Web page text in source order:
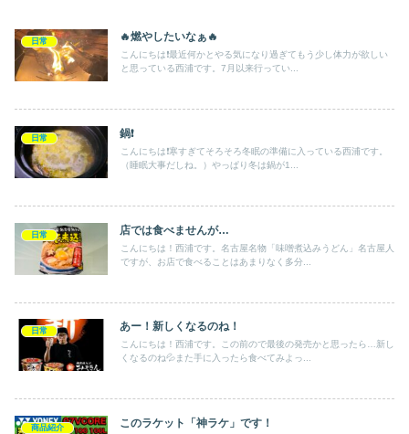
日常 🔥燃やしたいなぁ🔥
こんにちは❗️最近何かとやる気になり過ぎてもう少し体力が欲しい
と思っている西浦です。7月以来行ってい...
日常 鍋❗️
こんにちは❗️寒すぎてそろそろ冬眠の準備に入っている西浦です。
（睡眠大事だしね。）やっぱり冬は鍋が1...
日常 店では食べませんが…
こんにちは！西浦です。名古屋名物「味噌煮込みうどん」名古屋人
ですが、お店で食べることはあまりなく多分...
日常 あー！新しくなるのね！
こんにちは！西浦です。この前ので最後の発売かと思ったら…新し
くなるのね💦また手に入ったら食べてみよっ...
商品紹介 このラケット「神ラケ」です！